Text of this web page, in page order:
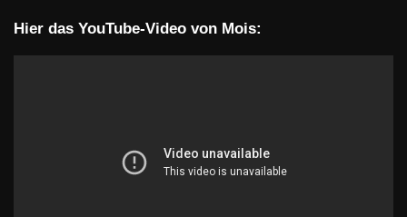
Hier das YouTube-Video von Mois: